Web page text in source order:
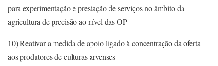
para experimentação e prestação de serviços no âmbito da
agricultura de precisão ao nível das OP
10) Reativar a medida de apoio ligado à concentração da oferta
aos produtores de culturas arvenses